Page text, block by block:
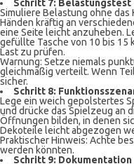
Schritt 7:
Simuliere Belastung ohne
Händen kräftig an
eine Seite leicht anzuheben.
gefüllte Tasche von 10 bis 15
Last zu prüfen.
Warnung: Setze niemals
gleichmäßig verteilt. Wenn
sicher.
Schritt 8:
Lege ein weich gepolstertes
und drücke das Spielzeug an
Öffnungen bilden, in denen
Dekoteile leicht abgezogen
Praktischer Hinweis: Achte
werden könnten.
Schritt 9: